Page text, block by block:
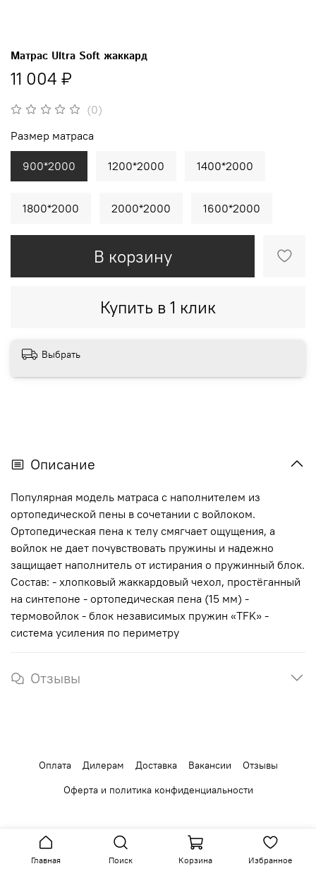
(0)
Матрас Ultra Soft жаккард
11 004 ₽
В корзину
Купить в 1 клик
Размер матраса
900*2000 1200*2000 1400*2000
1800*2000 2000*2000 1600*2000
Выбрать
Описание
Популярная модель матраса с наполнителем из
ортопедической пены в сочетании c войлоком.
Ортопедическая пена к телу смягчает ощущения, а
войлок не дает почувствовать пружины и надежно
защищает наполнитель от истирания о пружинный блок.
Состав: - хлопковый жаккардовый чехол, простёганный
на синтепоне - ортопедическая пена (15 мм) -
термовойлок - блок независимых пружин «TFK» -
система усиления по периметру
Отзывы
Оплата Дилерам Доставка Вакансии
Отзывы
Оферта и политика конфиденциальности
Главная Поиск Корзина Избранное